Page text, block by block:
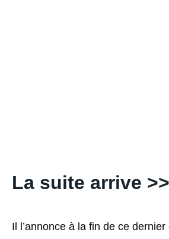
La suite arrive
Il l’annonce à la fin de ce dernier